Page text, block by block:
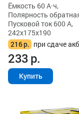
Ёмкость 60 А·ч,
Полярность
Пусковой ток 600 А,
242x175x190
216р. при сдаче акб
233р.
Купить